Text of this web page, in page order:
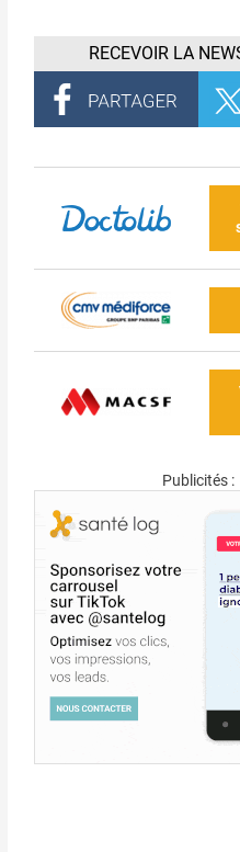
RECEVOIR LA
Publicités :